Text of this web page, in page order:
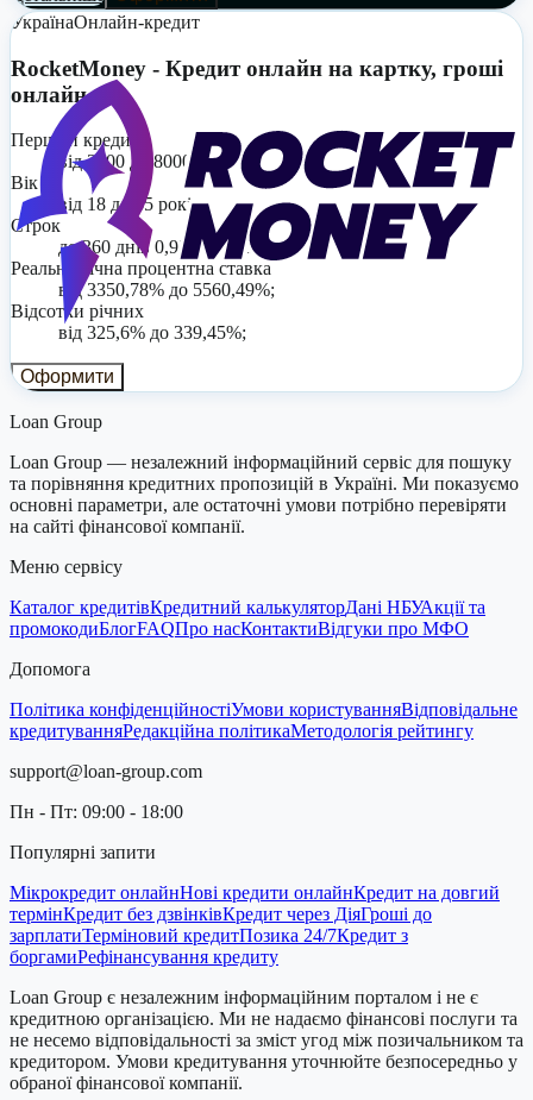
УкраїнаОнлайн-кредит
RocketMoney - Кредит онлайн на картку, гроші
онлайн
Перший кредит
від 3000 до 8000;
Вік
від 18 до 65 років;
Строк
до 360 днів 0,93% на день;
Реальна річна процентна ставка
від 3350,78% до 5560,49%;
Відсотки річних
від 325,6% до 339,45%;
Оформити
Loan Group
Loan Group — незалежний інформаційний сервіс для пошуку
та порівняння кредитних пропозицій в Україні. Ми показуємо
основні параметри, але остаточні умови потрібно перевіряти
на сайті фінансової компанії.
Меню сервісу
Каталог кредитівКредитний калькуляторДані НБУАкції та
промокодиБлогFAQПро насКонтактиВідгуки про МФО
Допомога
Політика конфіденційностіУмови користуванняВідповідальне
кредитуванняРедакційна політикаМетодологія рейтингу
support@loan-group.com
Пн - Пт: 09:00 - 18:00
Популярні запити
Мікрокредит онлайнНові кредити онлайнКредит на довгий
термінКредит без дзвінківКредит через ДіяГроші до
зарплатиТерміновий кредитПозика 24/7Кредит з
боргамиРефінансування кредиту
Loan Group є незалежним інформаційним порталом і не є
кредитною організацією. Ми не надаємо фінансові послуги та
не несемо відповідальності за зміст угод між позичальником та
кредитором. Умови кредитування уточнюйте безпосередньо у
обраної фінансової компанії.